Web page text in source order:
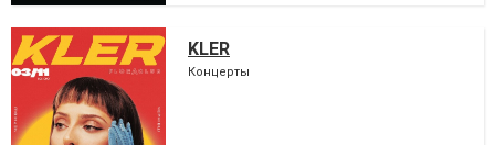
KLER
Концерты